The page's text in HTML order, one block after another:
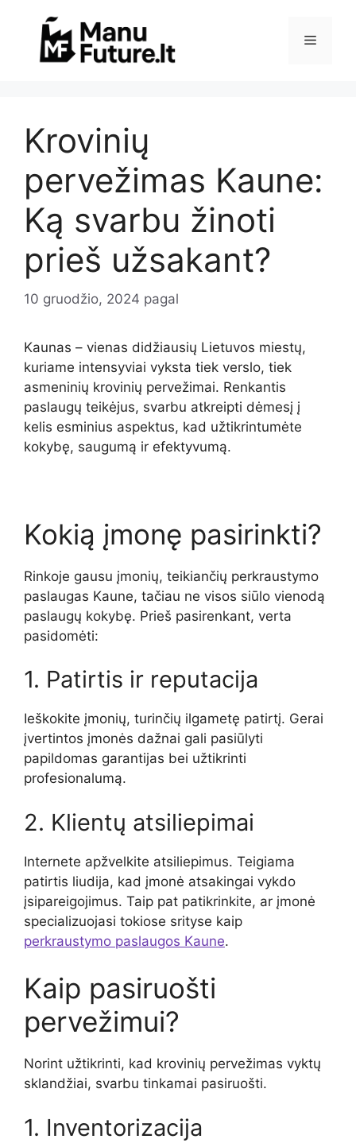
Meniu
Krovinių
pervežimas Kaune:
Ką svarbu žinoti
prieš užsakant?
10 gruodžio, 2024 pagal
Kaunas – vienas didžiausių Lietuvos miestų,
kuriame intensyviai vyksta tiek verslo, tiek
asmeninių krovinių pervežimai. Renkantis
paslaugų teikėjus, svarbu atkreipti dėmesį į
kelis esminius aspektus, kad užtikrintumėte
kokybę, saugumą ir efektyvumą.
Kokią įmonę pasirinkti?
Rinkoje gausu įmonių, teikiančių perkraustymo
paslaugas Kaune, tačiau ne visos siūlo vienodą
paslaugų kokybę. Prieš pasirenkant, verta
pasidomėti:
1. Patirtis ir reputacija
Ieškokite įmonių, turinčių ilgametę patirtį. Gerai
įvertintos įmonės dažnai gali pasiūlyti
papildomas garantijas bei užtikrinti
profesionalumą.
2. Klientų atsiliepimai
Internete apžvelkite atsiliepimus. Teigiama
patirtis liudija, kad įmonė atsakingai vykdo
įsipareigojimus. Taip pat patikrinkite, ar įmonė
specializuojasi tokiose srityse kaip
perkraustymo paslaugos Kaune.
Kaip pasiruošti
pervežimui?
Norint užtikrinti, kad krovinių pervežimas vyktų
sklandžiai, svarbu tinkamai pasiruošti.
1. Inventorizacija